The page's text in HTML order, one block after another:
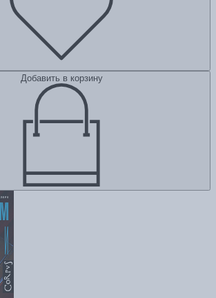
Добавить в корзину